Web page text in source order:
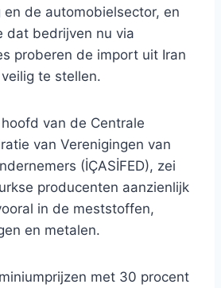
de automobielsector, en
dat bedrijven nu via
proberen de import uit Iran
te stellen.
van de Centrale
van Verenigingen van
(İÇASİFED), zei
producenten aanzienlijk
in de meststoffen,
en metalen.
met 30 procent